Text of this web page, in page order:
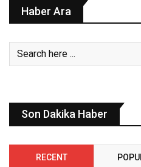
Haber Ara
Son Dakika Haber
RECENT